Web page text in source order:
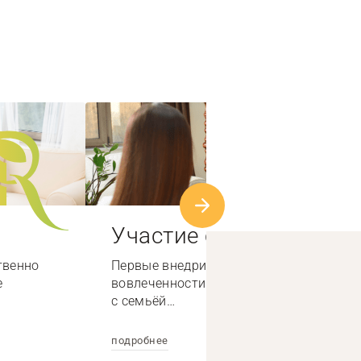
Участие семьи
Первые внедрили систему высокой
вовлеченности специалистов по работе
с семьёй…
подробнее